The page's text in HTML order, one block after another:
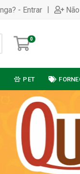
- Entrar |
0
PET